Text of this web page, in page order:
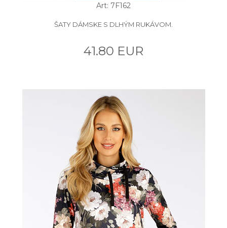
Art: 7F162
ŠATY DÁMSKE S DLHÝM RUKÁVOM.
41.80 EUR